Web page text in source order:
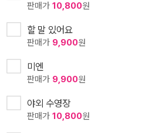
판매가 10,800원
할 말 있어요
판매가 9,900원
미엔
판매가 9,900원
야외 수영장
판매가 10,800원